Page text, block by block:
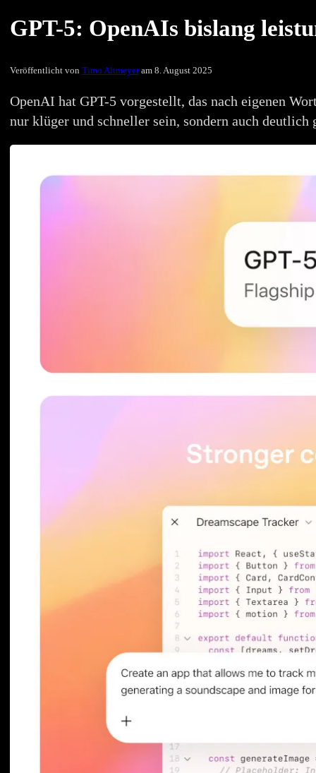
GPT-5: OpenAIs bislang
Veröffentlicht von Timo Altmeyeram 8. August 2025
OpenAI hat GPT-5 vorgestellt, das nach eigenen
nur klüger und schneller sein, sondern auch